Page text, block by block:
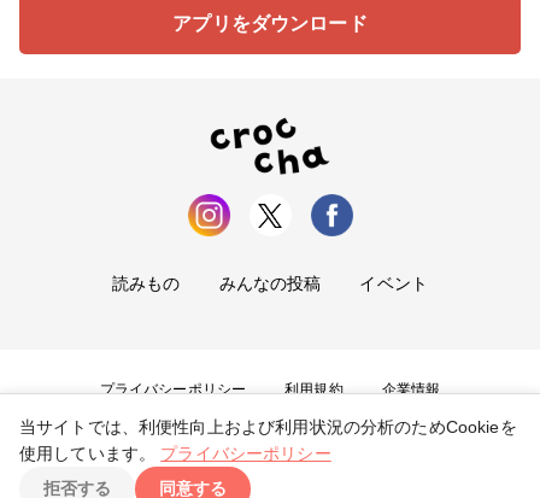
アプリをダウンロード
読みもの みんなの投稿 イベント
プライバシーポリシー 利用規約 企業情報
お問い合わせ
Copyright ©2026tryangle Co., Ltd. All Rights Reserved.
当サイトでは、利便性向上および利用状況の分析のためCookieを
使用しています。
プライバシーポリシー
拒否する
同意する